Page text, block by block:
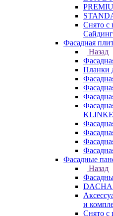
Снято с
Сайдинг
Фасадная
Назад
Планки
Фасадные
Назад
DACHA
и
Снято с